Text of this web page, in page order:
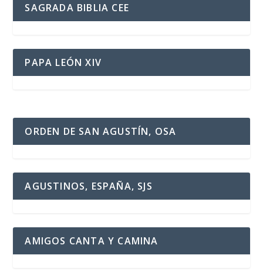
SAGRADA BIBLIA CEE
PAPA LEÓN XIV
ORDEN DE SAN AGUSTÍN, OSA
AGUSTINOS, ESPAÑA, SJS
AMIGOS CANTA Y CAMINA